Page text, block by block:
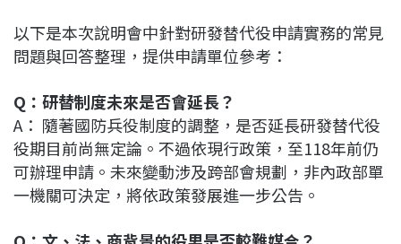
以下是本次說明會中針對研發替代役申請實務的常見
問題與回答整理，提供申請單位參考：
Q：研替制度未來是否會延長？
A： 隨著國防兵役制度的調整，是否延長研發替代役
役期目前尚無定論。不過依現行政策，至118年前仍
可辦理申請。未來變動涉及跨部會規劃，非內政部單
一機關可決定，將依政策發展進一步公告。